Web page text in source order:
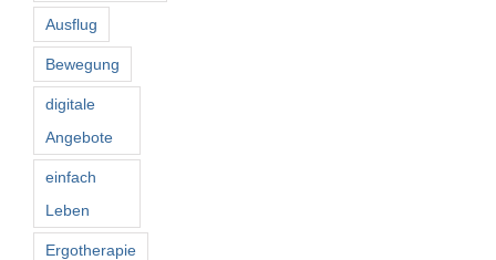
Ausflug
Bewegung
digitale
Angebote
einfach
Leben
Ergotherapie